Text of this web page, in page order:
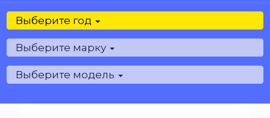
Выберите год
Выберите марку
Выберите модель